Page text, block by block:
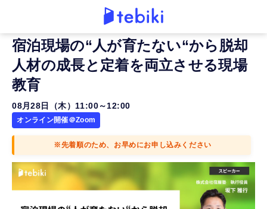
宿泊現場の“人が育たない“から脱却
人材の成長と定着を両立させる現場
教育
08月28日（木）11:00～12:00
オンライン開催＠Zoom
※先着順のため、お早めにお申し込みください